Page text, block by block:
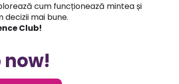
cum funcționează mintea și
mai bune.
Club!
now!